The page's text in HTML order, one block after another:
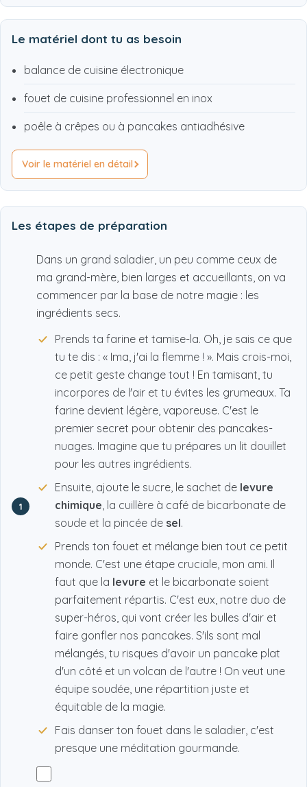
Le matériel dont tu as besoin
balance de cuisine électronique
fouet de cuisine professionnel en inox
poêle à crêpes ou à pancakes antiadhésive
Voir le matériel en détail
Les étapes de préparation
1
Dans un grand saladier, un peu comme ceux de
ma grand-mère, bien larges et accueillants, on va
commencer par la base de notre magie : les
ingrédients secs.
Prends ta farine et tamise-la. Oh, je sais ce que
tu te dis : « Ima, j'ai la flemme ! ». Mais crois-moi,
ce petit geste change tout ! En tamisant, tu
incorpores de l'air et tu évites les grumeaux. Ta
farine devient légère, vaporeuse. C'est le
premier secret pour obtenir des pancakes-
nuages. Imagine que tu prépares un lit douillet
pour les autres ingrédients.
Ensuite, ajoute le sucre, le sachet de levure
chimique, la cuillère à café de bicarbonate de
soude et la pincée de sel.
Prends ton fouet et mélange bien tout ce petit
monde. C'est une étape cruciale, mon ami. Il
faut que la levure et le bicarbonate soient
parfaitement répartis. C'est eux, notre duo de
super-héros, qui vont créer les bulles d'air et
faire gonfler nos pancakes. S'ils sont mal
mélangés, tu risques d'avoir un pancake plat
d'un côté et un volcan de l'autre ! On veut une
équipe soudée, une répartition juste et
équitable de la magie.
Fais danser ton fouet dans le saladier, c'est
presque une méditation gourmande.